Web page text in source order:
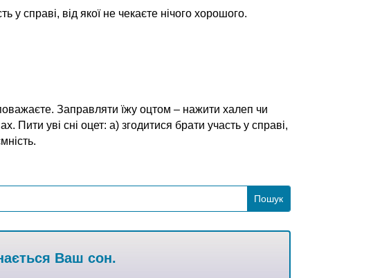
у справі, від якої не чекаєте нічого хорошого.
Заправляти їжу оцтом – нажити халеп чи
уві сні оцет: а) згодитися брати участь у справі,
Ваш сон.